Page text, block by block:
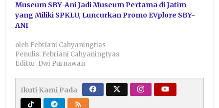
Museum SBY-Ani Jadi Museum Pertama di Jatim
yang Miliki SPKLU, Luncurkan Promo EVplore SBY-
ANI
oleh Febriani Cahyaningtias
Penulis: Febriani Cahyaningtyas
Editor: Dwi Purnawan
Ikuti Kami Pada